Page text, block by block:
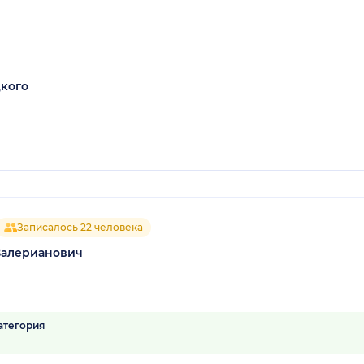
Записалось 22 человека